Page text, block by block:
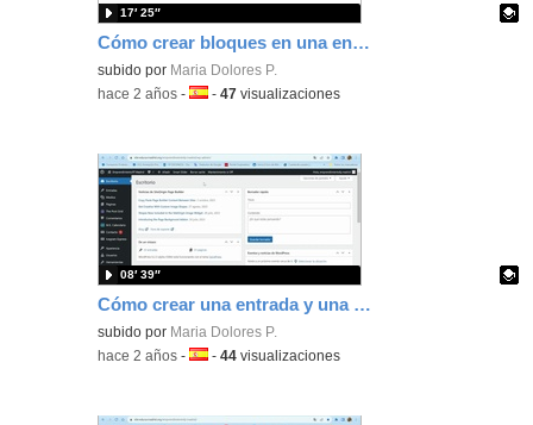
Cómo crear bloques en una entrada de wordpress
Contenido educativo.
subido por Maria Dolores P.
17′ 25″
-hace 2 años -Idioma:
-47 visualizaciones
Cómo crear una entrada y una categoría en el wordpress de emprendimiento
Contenido educativo.
subido por Maria Dolores P.
08′ 39″
-hace 2 años -Idioma:
-44 visualizaciones